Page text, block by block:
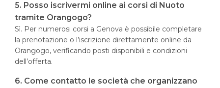
5. Posso iscrivermi online ai corsi di Nuoto
tramite Orangogo?
Sì. Per numerosi corsi a Genova è possibile completare
la prenotazione o l’iscrizione direttamente online da
Orangogo, verificando posti disponibili e condizioni
dell’offerta.
6. Come contatto le società che organizzano